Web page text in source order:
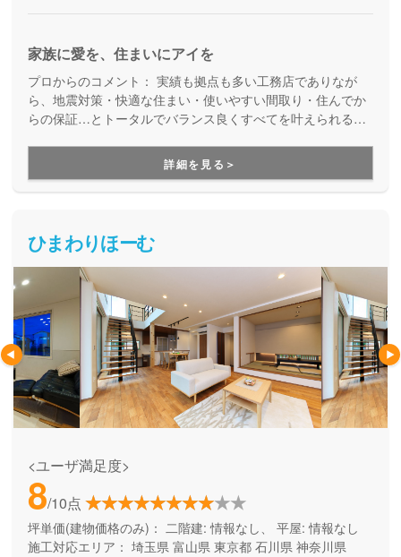
家族に愛を、住まいにアイを
プロからのコメント： 実績も拠点も多い工務店でありなが
ら、地震対策・快適な住まい・使いやすい間取り・住んでか
らの保証…とトータルでバランス良くすべてを叶えられる家
用できる間取り提案も得意なので、末長く安心して暮らせる
住まいをお求めの方、安心できるプロにまるっとお任せした
い方にもお勧めしています。
詳細を見る＞
ひまわりほーむ
<ユーザ満足度>
8/10点
坪単価(建物価格のみ)： 二階建: 情報なし、 平屋: 情報なし
施工対応エリア： 埼玉県 富山県 東京都 石川県 神奈川県